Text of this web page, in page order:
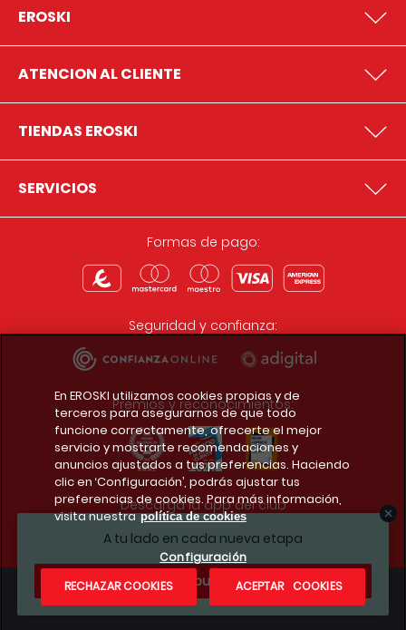
A tu lado en cada nueva etapa
¿Te apuntas?
EROSKI
ATENCION AL CLIENTE
TIENDAS EROSKI
SERVICIOS
Formas de pago:
Seguridad y confianza:
Premios y reconocimientos:
Descarga la app del club
Condiciones legales
En EROSKI utilizamos cookies propias y de
terceros para asegurarnos de que todo
funcione correctamente, ofrecerte el mejor
servicio y mostrarte recomendaciones y
anuncios ajustados a tus preferencias. Haciendo
clic en ‘Configuración’, podrás ajustar tus
preferencias de cookies. Para más información,
visita nuestra política de cookies
Configuración
RECHAZAR COOKIES
ACEPTAR COOKIES